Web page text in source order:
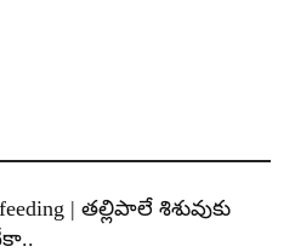
| తల్లిపాలే శిశువుకు